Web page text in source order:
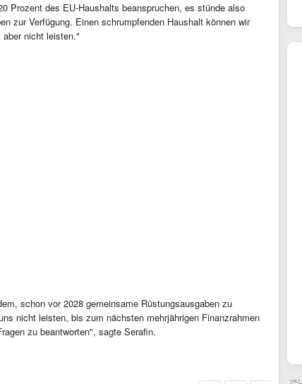
Prozent des EU-Haushalts beanspruchen, es stünde also
zur Verfügung. Einen schrumpfenden Haushalt können wir
nicht leisten."
schon vor 2028 gemeinsame Rüstungsausgaben zu
nicht leisten, bis zum nächsten mehrjährigen Finanzrahmen
zu beantworten", sagte Serafin.